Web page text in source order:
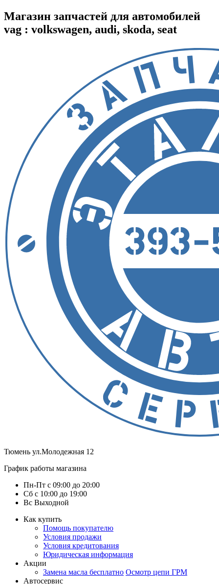
Магазин запчастей для автомобилей
vag : volkswagen, audi, skoda, seat
Тюмень ул.Молодежная 12
График работы магазина
Пн-Пт с 09:00 до 20:00
Сб с 10:00 до 19:00
Вс Выходной
Как купить
Помощь покупателю
Условия продажи
Условия кредитования
Юридическая информация
Акции
Замена масла бесплатно Осмотр цепи ГРМ
Автосервис